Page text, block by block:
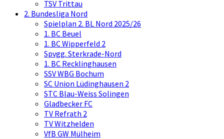
TSV Trittau
2. Bundesliga Nord
Spielplan 2. BL Nord 2025/26
1. BC Beuel
1. BC Wipperfeld 2
Spvgg. Sterkrade-Nord
1. BC Recklinghausen
SSV WBG Bochum
SC Union Lüdinghausen 2
STC Blau-Weiss Solingen
Gladbecker FC
TV Refrath 2
TV Witzhelden
VfB GW Mülheim